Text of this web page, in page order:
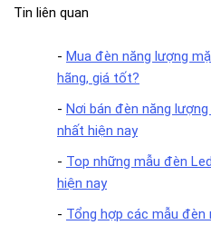
Tin liên quan
- Mua đèn năng lượng
hãng, giá tốt?
- Nơi bán đèn năng
nhất hiện nay
- Top những mẫu đèn
hiện nay
- Tổng hợp các mẫu